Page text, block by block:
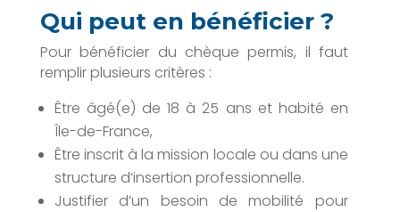
Qui peut en bénéficier ?
Pour bénéficier du chèque permis, il faut
remplir plusieurs critères :
Être âgé(e) de 18 à 25 ans et habité en
Île-de-France,
Être inscrit à la mission locale ou dans une
structure d’insertion professionnelle.
Justifier d’un besoin de mobilité pour